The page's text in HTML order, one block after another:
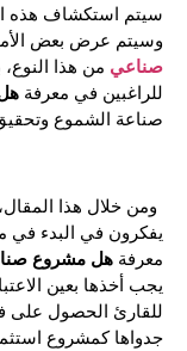
سيتم استكشاف هذه
وسيتم عرض بعض
صناعي من هذا
للراغبين في معرفة
صناعة الشموع
ومن خلال هذا
يفكرون في البدء في
معرفة هل مشروع
يجب أخذها بعين
للقارئ الحصول على
جدواها كمشروع